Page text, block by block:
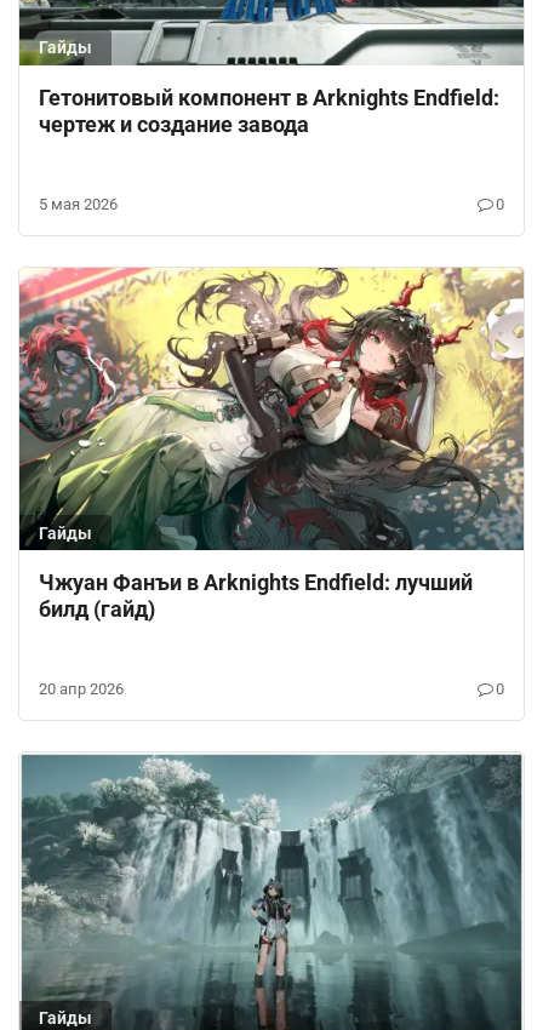
Гайды
Гетонитовый компонент в Arknights Endfield:
чертеж и создание завода
5 мая 2026 0
Гайды
Чжуан Фанъи в Arknights Endfield: лучший
билд (гайд)
20 апр 2026 0
Гайды